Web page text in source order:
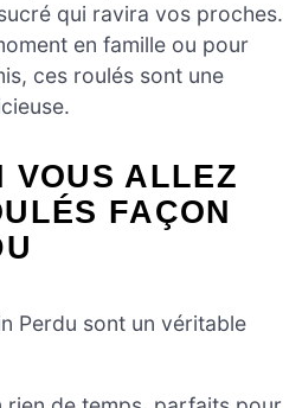
qui ravira vos proches.
en famille ou pour
ces roulés sont une
VOUS ALLEZ
FAÇON
Perdu sont un véritable